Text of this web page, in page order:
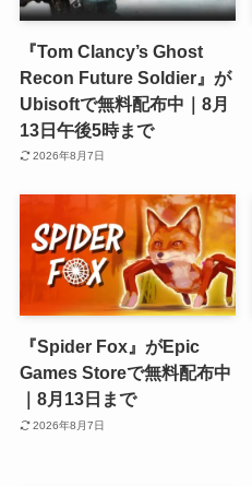
『Tom Clancy’s Ghost
Recon Future Soldier』が
Ubisoftで無料配布中｜8月
13日午後5時まで
2026年8月7日
『Spider Fox』がEpic
Games Storeで無料配布中
｜8月13日まで
2026年8月7日